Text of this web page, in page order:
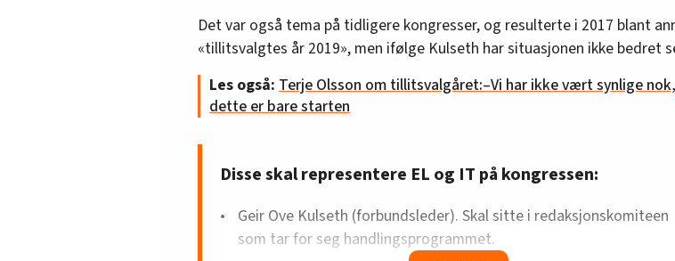
Det var også tema på tidligere kongresser, og resulterte i 2017 blant
«tillitsvalgtes år 2019», men ifølge Kulseth har situasjonen ikke bedret
Les også: Terje Olsson om tillitsvalgåret:–Vi har ikke vært synlige
dette er bare starten
Disse skal representere EL og IT på kongressen:
Geir Ove Kulseth (forbundsleder). Skal sitte i redaksjonskomiteen
som tar for seg handlingsprogrammet.